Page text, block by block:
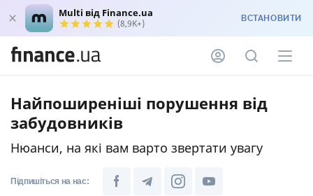
Multi від Finance.ua
(8,9K+) ВСТАНОВИТИ
Найпоширеніші порушення від
забудовників
Нюанси, на які вам варто звертати увагу
Підпишіться на нас: